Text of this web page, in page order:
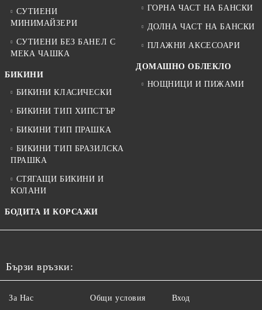
СУТИЕНИ
МИНИМАЙЗЕРИ
СУТИЕНИ БЕЗ БАНЕЛ С
МЕКА ЧАШКА
БИКИНИ
БИКИНИ КЛАСИЧЕСКИ
БИКИНИ ТИП ХИПСТЪР
БИКИНИ ТИП ПРАШКА
БИКИНИ ТИП БРАЗИЛСКА
ПРАШКА
СТЯГАЩИ БИКИНИ И
КОЛАНИ
БОДИТА И КОРСАЖИ
ГОРНА ЧАСТ НА БАНСКИ
ДОЛНА ЧАСТ НА БАНСКИ
ПЛАЖНИ АКСЕСОАРИ
ДОМАШНО ОБЛЕКЛО
НОЩНИЦИ И ПИЖАМИ
Бързи връзки:
За Нас Общи условия Вход